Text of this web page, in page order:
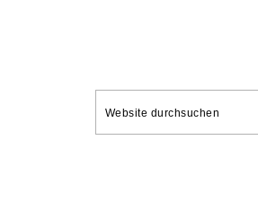
SEITENSPALTE
Website
durchsuchen